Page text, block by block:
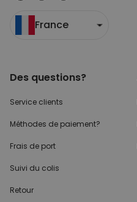
France
Des questions?
Service clients
Méthodes de paiement?
Frais de port
Suivi du colis
Retour